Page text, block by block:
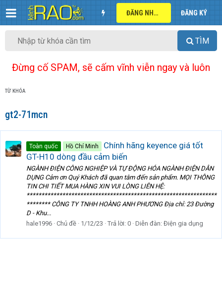
ĐĂNG NHẬP ĐĂNG KÝ
TÌM
Đừng cố SPAM, sẽ cấm vĩnh viễn ngay và luôn
TỪ KHÓA
gt2-71mcn
Toàn quốc Hồ Chí Minh
Chính hãng keyence giá tốt
GT-H10 dòng đầu cảm biến
NGÀNH ĐIỆN CÔNG NGHIỆP VÀ TỰ ĐỘNG HÓA NGÀNH ĐIỆN DÂN
DỤNG Cảm ơn Quý Khách đã quan tâm đến sản phẩm. MỌI THÔNG
TIN CHI TIẾT MUA HÀNG XIN VUI LÒNG LIÊN HỆ:
****************************************************************
******** CÔNG TY TNHH HOÀNG ANH PHƯƠNG Địa chỉ: 23 Đường
D - Khu...
hale1996 Chủ đề 1/12/23 Trả lời: 0 Diễn đàn: Điện gia dụng